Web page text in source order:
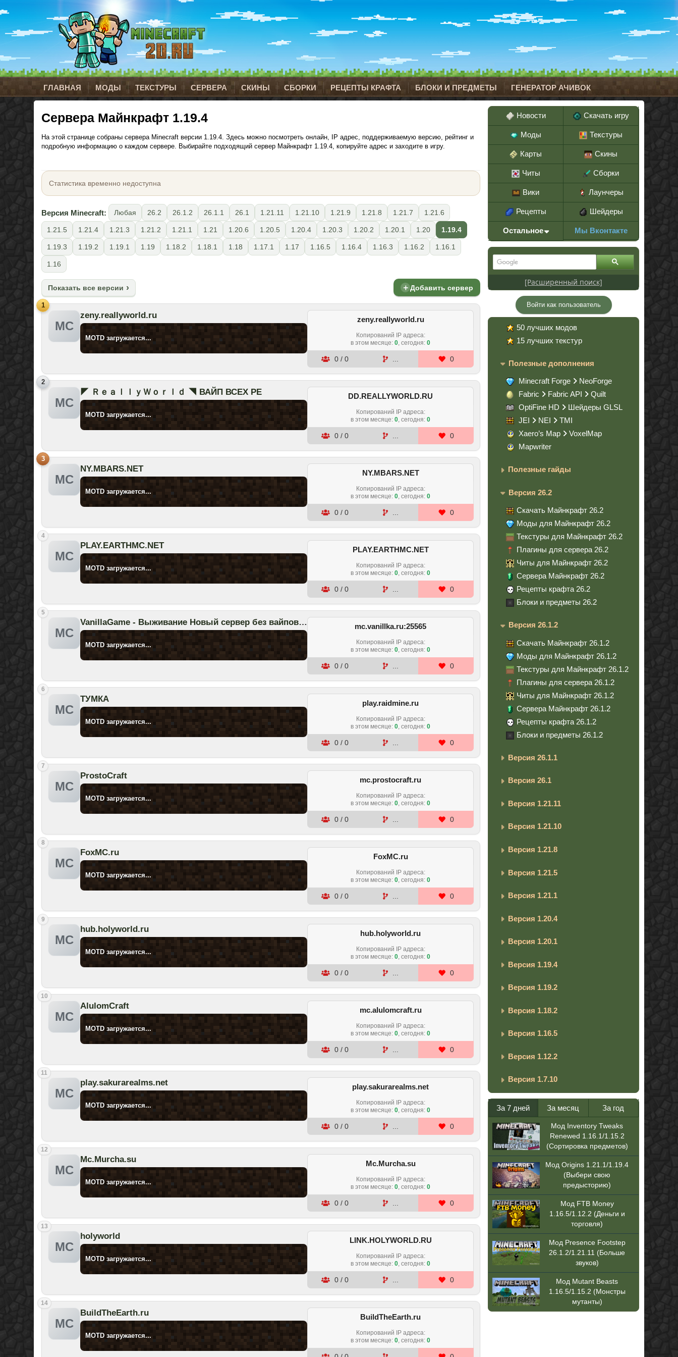
ГЛАВНАЯ МОДЫ ТЕКСТУРЫ СЕРВЕРА СКИНЫ СБОРКИ РЕЦЕПТЫ КРАФТА БЛОКИ И ПРЕДМЕТЫ ГЕНЕРАТОР АЧИВОК
Сервера Майнкрафт 1.19.4
На этой странице собраны сервера Minecraft версии 1.19.4. Здесь можно посмотреть онлайн, IP адрес, поддерживаемую версию, рейтинг и
подробную информацию о каждом сервере. Выбирайте подходящий сервер Майнкрафт 1.19.4, копируйте адрес и заходите в игру.
Статистика временно недоступна
Версия Minecraft: Любая 26.2 26.1.2 26.1.1 26.1 1.21.11 1.21.10 1.21.9 1.21.8 1.21.7 1.21.6
1.21.5 1.21.4 1.21.3 1.21.2 1.21.1 1.21 1.20.6 1.20.5 1.20.4 1.20.3 1.20.2 1.20.1 1.20 1.19.4
1.19.3 1.19.2 1.19.1 1.19 1.18.2 1.18.1 1.18 1.17.1 1.17 1.16.5 1.16.4 1.16.3 1.16.2 1.16.1
1.16
Показать все версии ＋Добавить сервер
1
MC
zeny.reallyworld.ru
MOTD загружается...
zeny.reallyworld.ru
Копирований IP адреса:
в этом месяце: 0, сегодня: 0
0 / 0 0
2
MC
◤ ＲｅａｌｌｙＷｏｒｌｄ ◥ ВАЙП ВСЕХ РЕ
MOTD загружается...
DD.REALLYWORLD.RU
Копирований IP адреса:
в этом месяце: 0, сегодня: 0
0 / 0 0
3
MC
NY.MBARS.NET
MOTD загружается...
NY.MBARS.NET
Копирований IP адреса:
в этом месяце: 0, сегодня: 0
0 / 0 0
4
MC
PLAY.EARTHMC.NET
MOTD загружается...
PLAY.EARTHMC.NET
Копирований IP адреса:
в этом месяце: 0, сегодня: 0
0 / 0 0
5
MC
VanillaGame - Выживание Новый сервер без вайпов и доната
MOTD загружается...
mc.vanillka.ru:25565
Копирований IP адреса:
в этом месяце: 0, сегодня: 0
0 / 0 0
6
MC
ТУМКА
MOTD загружается...
play.raidmine.ru
Копирований IP адреса:
в этом месяце: 0, сегодня: 0
0 / 0 0
7
MC
ProstoCraft
MOTD загружается...
mc.prostocraft.ru
Копирований IP адреса:
в этом месяце: 0, сегодня: 0
0 / 0 0
8
MC
FoxMC.ru
MOTD загружается...
FoxMC.ru
Копирований IP адреса:
в этом месяце: 0, сегодня: 0
0 / 0 0
9
MC
hub.holyworld.ru
MOTD загружается...
hub.holyworld.ru
Копирований IP адреса:
в этом месяце: 0, сегодня: 0
0 / 0 0
10
MC
AlulomCraft
MOTD загружается...
mc.alulomcraft.ru
Копирований IP адреса:
в этом месяце: 0, сегодня: 0
0 / 0 0
11
MC
play.sakurarealms.net
MOTD загружается...
play.sakurarealms.net
Копирований IP адреса:
в этом месяце: 0, сегодня: 0
0 / 0 0
12
MC
Mc.Murcha.su
MOTD загружается...
Mc.Murcha.su
Копирований IP адреса:
в этом месяце: 0, сегодня: 0
0 / 0 0
13
MC
holyworld
MOTD загружается...
LINK.HOLYWORLD.RU
Копирований IP адреса:
в этом месяце: 0, сегодня: 0
0 / 0 0
14
MC
BuildTheEarth.ru
MOTD загружается...
BuildTheEarth.ru
Копирований IP адреса:
в этом месяце: 0, сегодня: 0
Новости Скачать игру
Моды Текстуры
Карты Скины
Читы Сборки
Вики Лаунчеры
Рецепты Шейдеры
Остальное Мы Вконтакте
[Расширенный поиск]
Войти как пользователь
50 лучших модов
15 лучших текстур
Полезные дополнения
Minecraft Forge
NeoForge
Fabric
Fabric API
Quilt
OptiFine HD
Шейдеры GLSL
JEI
NEI
TMI
Xaero’s Map
VoxelMap
Mapwriter
Полезные гайды
Версия 26.2
Скачать Майнкрафт 26.2
Моды для Майнкрафт 26.2
Текстуры для Майнкрафт 26.2
Плагины для сервера 26.2
Читы для Майнкрафт 26.2
Сервера Майнкрафт 26.2
Рецепты крафта 26.2
Блоки и предметы 26.2
Версия 26.1.2
Скачать Майнкрафт 26.1.2
Моды для Майнкрафт 26.1.2
Текстуры для Майнкрафт 26.1.2
Плагины для сервера 26.1.2
Читы для Майнкрафт 26.1.2
Сервера Майнкрафт 26.1.2
Рецепты крафта 26.1.2
Блоки и предметы 26.1.2
Версия 26.1.1
Версия 26.1
Версия 1.21.11
Версия 1.21.10
Версия 1.21.8
Версия 1.21.5
Версия 1.21.1
Версия 1.20.4
Версия 1.20.1
Версия 1.19.4
Версия 1.19.2
Версия 1.18.2
Версия 1.16.5
Версия 1.12.2
Версия 1.7.10
За 7 дней За месяц За год
Мод Inventory Tweaks
Renewed 1.16.1/1.15.2
(Сортировка предметов)
Мод Origins 1.21.1/1.19.4
(Выбери свою
предысторию)
Мод FTB Money
1.16.5/1.12.2 (Деньги и
торговля)
Мод Presence Footstep
26.1.2/1.21.11 (Больше
звуков)
Мод Mutant Beasts
1.16.5/1.15.2 (Монстры
мутанты)